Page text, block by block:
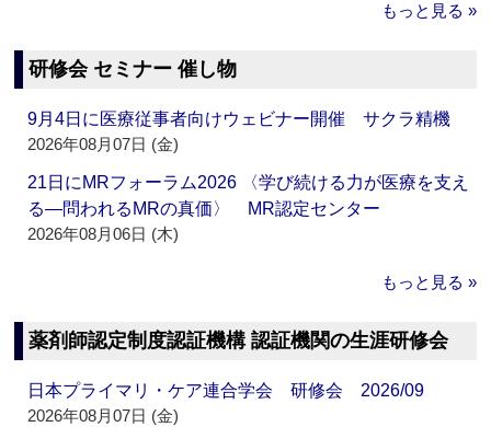
もっと見る »
研修会 セミナー 催し物
9月4日に医療従事者向けウェビナー開催 サクラ精機
2026年08月07日 (金)
21日にMRフォーラム2026 〈学び続ける力が医療を支え
る―問われるMRの真価〉 MR認定センター
2026年08月06日 (木)
もっと見る »
薬剤師認定制度認証機構 認証機関の生涯研修会
日本プライマリ・ケア連合学会 研修会 2026/09
2026年08月07日 (金)